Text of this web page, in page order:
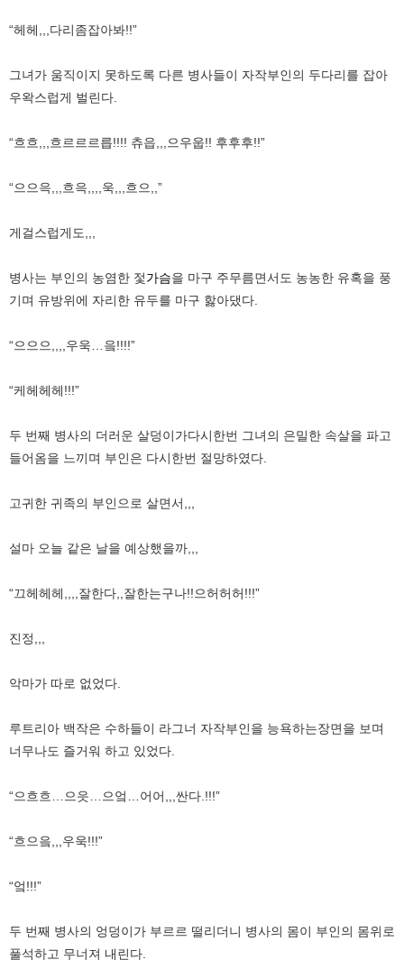
“헤헤,,,다리좀잡아봐!!”
그녀가 움직이지 못하도록 다른 병사들이 자작부인의 두다리를 잡아
우왁스럽게 벌린다.
“흐흐,,,흐르르르릅!!!! 츄읍,,,으우웁!! 후후후!!”
“으으윽,,,흐윽,,,,욱,,,흐으,,”
게걸스럽게도,,,
병사는 부인의 농염한 젗가슴을 마구 주무름면서도 농농한 유혹을 풍
기며 유방위에 자리한 유두를 마구 핧아댔다.
“으으으,,,,우욱…읔!!!!”
“케헤헤헤!!!”
두 번째 병사의 더러운 살덩이가다시한번 그녀의 은밀한 속살을 파고
들어옴을 느끼며 부인은 다시한번 절망하였다.
고귀한 귀족의 부인으로 살면서,,,
설마 오늘 같은 날을 예상했을까,,,
“끄헤헤헤,,,,잘한다,,잘한는구나!!으허허허!!!”
진정,,,
악마가 따로 없었다.
루트리아 백작은 수하들이 라그너 자작부인을 능욕하는장면을 보며
너무나도 즐거워 하고 있었다.
“으흐흐…으읏…으엌…어어,,,싼다.!!!”
“흐으읔,,,우욱!!!”
“엌!!!”
두 번째 병사의 엉덩이가 부르르 떨리더니 병사의 몸이 부인의 몸위로
풀석하고 무너져 내린다.